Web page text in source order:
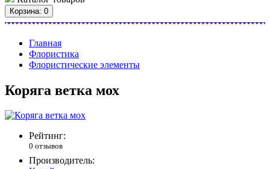
Корзина: 0
Главная
Флористика
Флористические элементы
Коряга ветка мох
Рейтинг:
0 отзывов
Производитель: